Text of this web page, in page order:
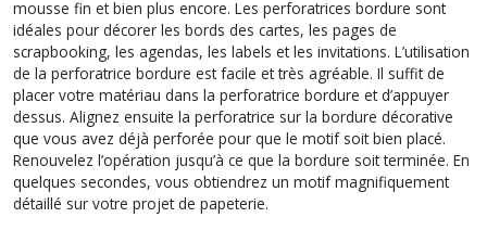
mousse fin et bien plus encore. Les perforatrices bordure sont
idéales pour décorer les bords des cartes, les pages de
scrapbooking, les agendas, les labels et les invitations. L’utilisation
de la perforatrice bordure est facile et très agréable. Il suffit de
placer votre matériau dans la perforatrice bordure et d’appuyer
dessus. Alignez ensuite la perforatrice sur la bordure décorative
que vous avez déjà perforée pour que le motif soit bien placé.
Renouvelez l’opération jusqu’à ce que la bordure soit terminée. En
quelques secondes, vous obtiendrez un motif magnifiquement
détaillé sur votre projet de papeterie.